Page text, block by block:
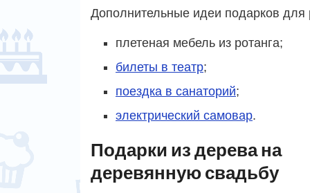
Дополнительные идеи подарков для
плетеная мебель из ротанга;
билеты в театр;
поездка в санаторий;
электрический самовар.
Подарки из дерева на
деревянную свадьбу